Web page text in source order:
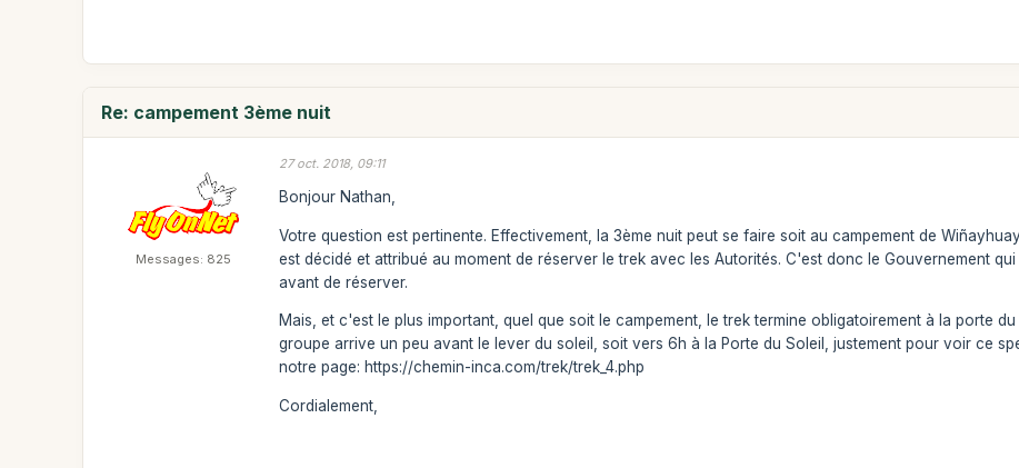
Re: campement 3ème nuit
Messages: 825
27 oct. 2018, 09:11
Bonjour Nathan,
Votre question est pertinente. Effectivement, la 3ème nuit peut se faire soit au campement de
est décidé et attribué au moment de réserver le trek avec les Autorités. C'est donc le Gouvernement
avant de réserver.
Mais, et c'est le plus important, quel que soit le campement, le trek termine obligatoirement à la porte
groupe arrive un peu avant le lever du soleil, soit vers 6h à la Porte du Soleil, justement pour voir ce
notre page: https://chemin-inca.com/trek/trek_4.php
Cordialement,